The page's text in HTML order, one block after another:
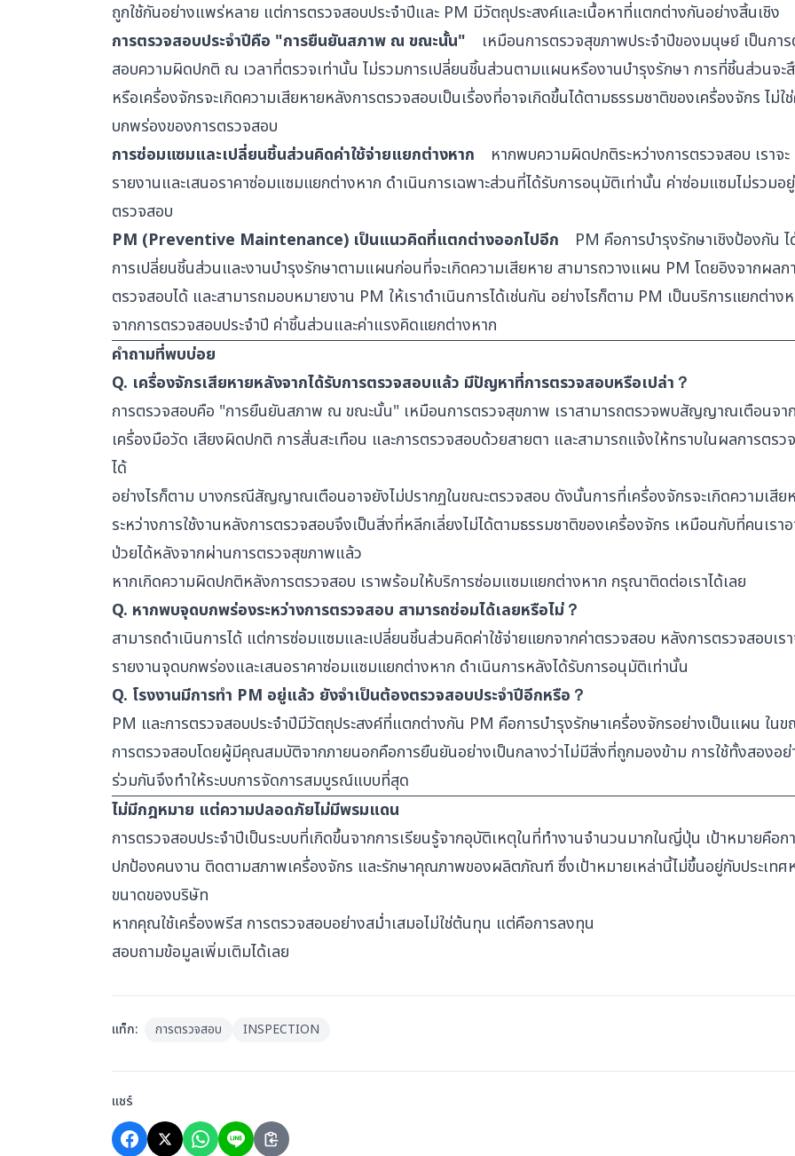
ถูกใช้กันอย่างแพร่หลาย แต่การตรวจสอบประจำปีและ PM มีวัตถุประสงค์และเนื้อหาที่แตกต่างกันอย่างสิ้นเชิง
การตรวจสอบประจำปีคือ "การยืนยันสภาพ ณ ขณะนั้น" เหมือนการตรวจสุขภาพประจำปีของมนุษย์ เป็นกา
สอบความผิดปกติ ณ เวลาที่ตรวจเท่านั้น ไม่รวมการเปลี่ยนชิ้นส่วนตามแผนหรืองานบำรุงรักษา การที่ชิ้นส่วนจะ
หรือเครื่องจักรจะเกิดความเสียหายหลังการตรวจสอบเป็นเรื่องที่อาจเกิดขึ้นได้ตามธรรมชาติของเครื่องจักร ไม่ใ
บกพร่องของการตรวจสอบ
การซ่อมแซมและเปลี่ยนชิ้นส่วนคิดค่าใช้จ่ายแยกต่างหาก หากพบความผิดปกติระหว่างการตรวจสอบ เราจะ
รายงานและเสนอราคาซ่อมแซมแยกต่างหาก ดำเนินการเฉพาะส่วนที่ได้รับการอนุมัติเท่านั้น ค่าซ่อมแซมไม่รวมอ
ตรวจสอบ
PM (Preventive Maintenance) เป็นแนวคิดที่แตกต่างออกไปอีก PM คือการบำรุงรักษาเชิงป้องกัน
การเปลี่ยนชิ้นส่วนและงานบำรุงรักษาตามแผนก่อนที่จะเกิดความเสียหาย สามารถวางแผน PM โดยอิงจากผลก
ตรวจสอบได้ และสามารถมอบหมายงาน PM ให้เราดำเนินการได้เช่นกัน อย่างไรก็ตาม PM เป็นบริการแยกต่าง
จากการตรวจสอบประจำปี ค่าชิ้นส่วนและค่าแรงคิดแยกต่างหาก
คำถามที่พบบ่อย
Q. เครื่องจักรเสียหายหลังจากได้รับการตรวจสอบแล้ว มีปัญหาที่การตรวจสอบหรือเปล่า？
การตรวจสอบคือ "การยืนยันสภาพ ณ ขณะนั้น" เหมือนการตรวจสุขภาพ เราสามารถตรวจพบสัญญาณเตือนจา
เครื่องมือวัด เสียงผิดปกติ การสั่นสะเทือน และการตรวจสอบด้วยสายตา และสามารถแจ้งให้ทราบในผลการตรว
ได้
อย่างไรก็ตาม บางกรณีสัญญาณเตือนอาจยังไม่ปรากฏในขณะตรวจสอบ ดังนั้นการที่เครื่องจักรจะเกิดความเสีย
ระหว่างการใช้งานหลังการตรวจสอบจึงเป็นสิ่งที่หลีกเลี่ยงไม่ได้ตามธรรมชาติของเครื่องจักร เหมือนกับที่คนเรา
ป่วยได้หลังจากผ่านการตรวจสุขภาพแล้ว
หากเกิดความผิดปกติหลังการตรวจสอบ เราพร้อมให้บริการซ่อมแซมแยกต่างหาก กรุณาติดต่อเราได้เลย
Q. หากพบจุดบกพร่องระหว่างการตรวจสอบ สามารถซ่อมได้เลยหรือไม่？
สามารถดำเนินการได้ แต่การซ่อมแซมและเปลี่ยนชิ้นส่วนคิดค่าใช้จ่ายแยกจากค่าตรวจสอบ หลังการตรวจสอบเร
รายงานจุดบกพร่องและเสนอราคาซ่อมแซมแยกต่างหาก ดำเนินการหลังได้รับการอนุมัติเท่านั้น
Q. โรงงานมีการทำ PM อยู่แล้ว ยังจำเป็นต้องตรวจสอบประจำปีอีกหรือ？
PM และการตรวจสอบประจำปีมีวัตถุประสงค์ที่แตกต่างกัน PM คือการบำรุงรักษาเครื่องจักรอย่างเป็นแผน ใน
การตรวจสอบโดยผู้มีคุณสมบัติจากภายนอกคือการยืนยันอย่างเป็นกลางว่าไม่มีสิ่งที่ถูกมองข้าม การใช้ทั้งสองอย่
ร่วมกันจึงทำให้ระบบการจัดการสมบูรณ์แบบที่สุด
ไม่มีกฎหมาย แต่ความปลอดภัยไม่มีพรมแดน
การตรวจสอบประจำปีเป็นระบบที่เกิดขึ้นจากการเรียนรู้จากอุบัติเหตุในที่ทำงานจำนวนมากในญี่ปุ่น เป้าหมายคือก
ปกป้องคนงาน ติดตามสภาพเครื่องจักร และรักษาคุณภาพของผลิตภัณฑ์ ซึ่งเป้าหมายเหล่านี้ไม่ขึ้นอยู่กับประเทศ
ขนาดของบริษัท
หากคุณใช้เครื่องพรีส การตรวจสอบอย่างสม่ำเสมอไม่ใช่ต้นทุน แต่คือการลงทุน
สอบถามข้อมูลเพิ่มเติมได้เลย
แท็ก: การตรวจสอบ INSPECTION
แชร์